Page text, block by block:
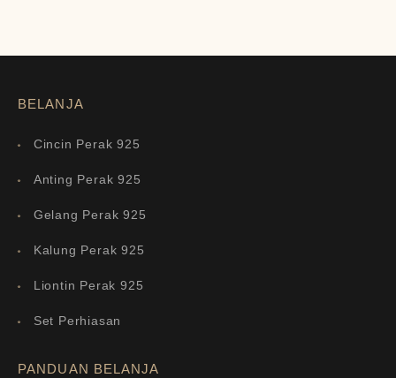
BELANJA
Cincin Perak 925
Anting Perak 925
Gelang Perak 925
Kalung Perak 925
Liontin Perak 925
Set Perhiasan
PANDUAN BELANJA